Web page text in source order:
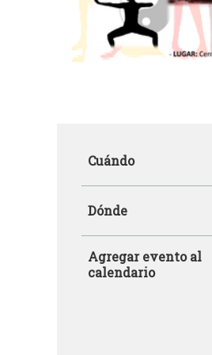
Cuándo
Dónde
Agregar evento al
calendario